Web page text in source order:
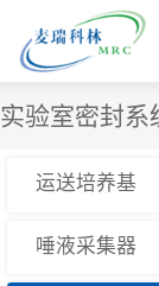
实验室密封系
运送培养基
唾液采集器